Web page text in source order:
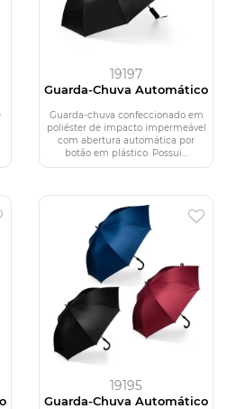
19197
Guarda-Chuva Automático
Guarda-chuva confeccionado em
poliéster de impacto impermeável
com abertura automática por
botão em plástico. Possui...
19195
Guarda-Chuva Automático